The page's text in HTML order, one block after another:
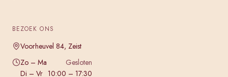
BEZOEK ONS
Voorheuvel 84, Zeist
Zo – Ma
Gesloten
Di – Vr 10:00 – 17:30